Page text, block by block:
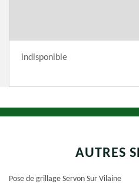
indisponible
AUTRES
Pose de grillage Servon Sur Vilaine